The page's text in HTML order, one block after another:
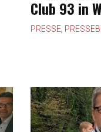
Club 93 in
PRESSE